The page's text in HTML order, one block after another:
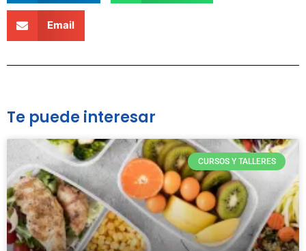
Email
Te puede interesar
CURSOS Y TALLERES